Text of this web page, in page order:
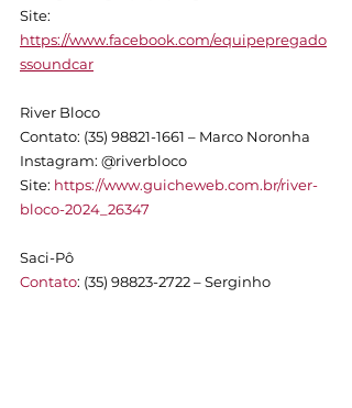
Site:
https://www.facebook.com/equipepregado
ssoundcar
River Bloco
Contato: (35) 98821-1661 – Marco Noronha
Instagram: @riverbloco
Site: https://www.guicheweb.com.br/river-
bloco-2024_26347
Saci-Pô
Contato: (35) 98823-2722 – Serginho